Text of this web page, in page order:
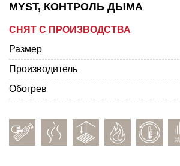
MYST, КОНТРОЛЬ ДЫМА
СНЯТ С ПРОИЗВОДСТВА
Размер
Производитель
Обогрев